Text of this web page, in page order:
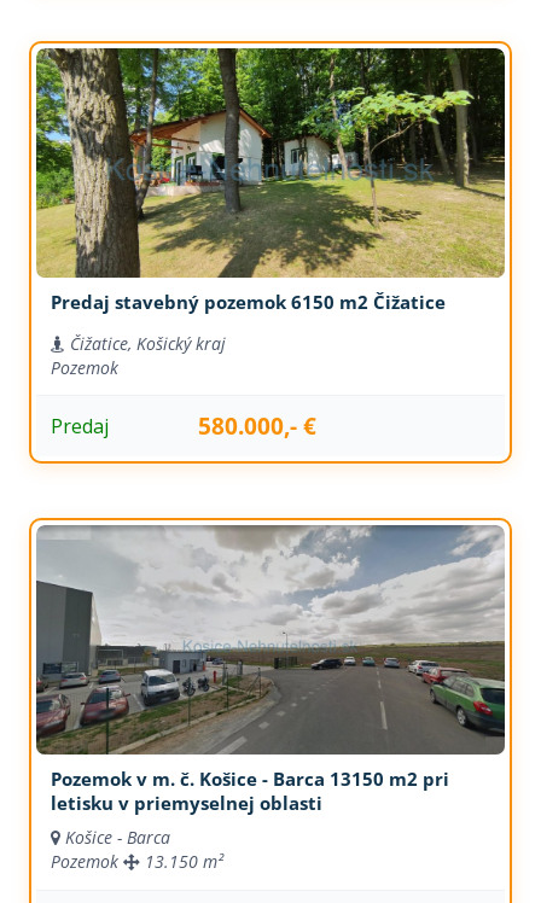
Predaj stavebný pozemok 6150 m2 Čižatice
Čižatice, Košický kraj
Pozemok
Predaj 580.000,- €
Pozemok v m. č. Košice - Barca 13150 m2 pri
letisku v priemyselnej oblasti
Košice - Barca
Pozemok
13.150 m²